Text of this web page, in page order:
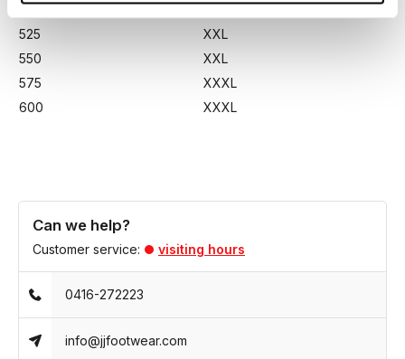
500
XXL
525
XXL
550
XXL
575
XXXL
600
XXXL
Can we help?
Customer service: visiting hours
0416-272223
info@jjfootwear.com